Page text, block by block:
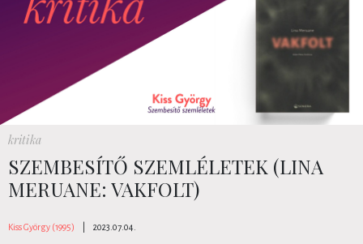
kritika
SZEMBESÍTŐ SZEMLÉLETEK (LINA
MERUANE: VAKFOLT)
Kiss György (1995) 2023.07.04.